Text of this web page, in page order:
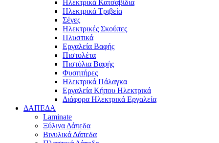
Ηλεκτρικά Κατσαβίδια
Ηλεκτρικά Τριβεία
Σέγες
Ηλεκτρικές Σκούπες
Πλυστικά
Εργαλεία Βαφής
Πιστολέτα
Πιστόλια Βαφής
Φυσητήρες
Ηλεκτρικά Πάλαγκα
Εργαλεία Κήπου Ηλεκτρικά
Διάφορα Ηλεκτρικά Εργαλεία
ΔΑΠΕΔΑ
Laminate
Ξύλινα Δάπεδα
Βινυλικά Δάπεδα